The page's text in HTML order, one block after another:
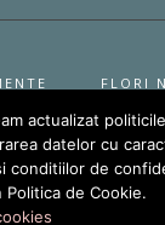
FLORI
Creat deWolf
actualizat
datelor cu
de
de Cookie.